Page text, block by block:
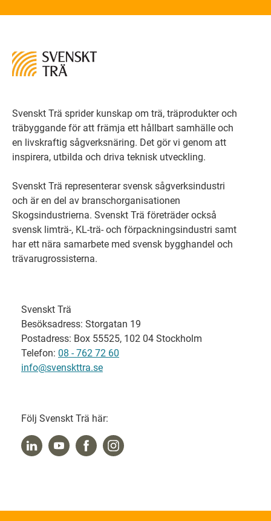
Svenskt Trä sprider kunskap om trä, träprodukter och
träbyggande för att främja ett hållbart samhälle och
en livskraftig sågverksnäring. Det gör vi genom att
inspirera, utbilda och driva teknisk utveckling.
Svenskt Trä representerar svensk sågverksindustri
och är en del av branschorganisationen
Skogsindustrierna. Svenskt Trä företräder också
svensk limträ-, KL-trä- och förpackningsindustri samt
har ett nära samarbete med svensk bygghandel och
trävarugrossisterna.
Svenskt Trä
Besöksadress: Storgatan 19
Postadress: Box 55525, 102 04 Stockholm
Telefon: 08 - 762 72 60
info@svenskttra.se
Följ Svenskt Trä här: